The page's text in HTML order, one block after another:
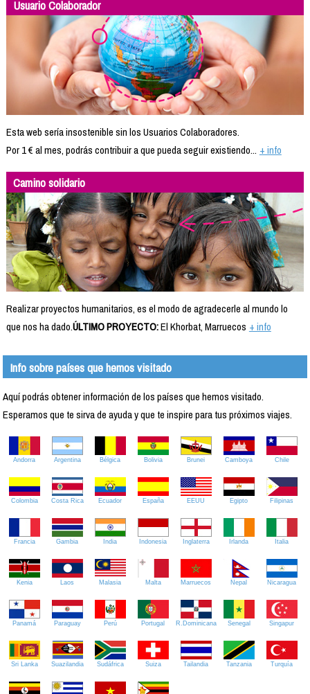
Usuario Colaborador
Esta web sería insostenible sin los Usuarios Colaboradores.
Por 1 € al mes, podrás contribuir a que pueda seguir existiendo... + info
Camino solidario
Realizar proyectos humanitarios, es el modo de agradecerle al mundo lo
que nos ha dado.ÚLTIMO PROYECTO:El Khorbat, Marruecos + info
Info sobre países que hemos visitado
Aquí podrás obtener información de los países que hemos visitado.
Esperamos que te sirva de ayuda y que te inspire para tus próximos viajes.
Andorra Argentina Bélgica Bolivia Brunei Camboya Chile
Colombia Costa Rica Ecuador España EEUU Egipto Filipinas
Francia Gambia India Indonesia Inglaterra Irlanda Italia
Kenia Laos Malasia Malta Marruecos Nepal Nicaragua
Panamá Paraguay Perú Portugal R.Dominicana Senegal Singapur
Sri Lanka Suazilandia Sudáfrica Suiza Tailandia Tanzania Turquía